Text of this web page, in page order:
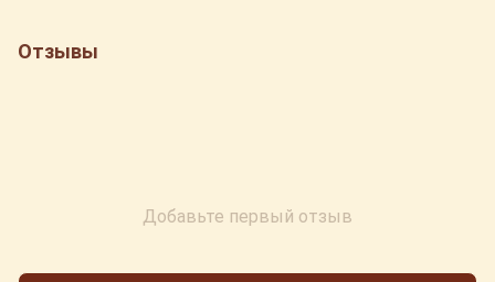
Отзывы
Добавьте первый отзыв